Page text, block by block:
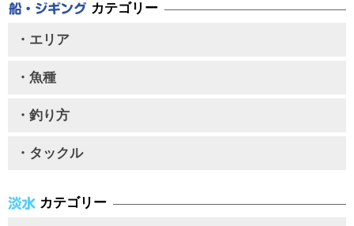
カテゴリー
・エリア
・魚種
・釣り方
・タックル
カテゴリー